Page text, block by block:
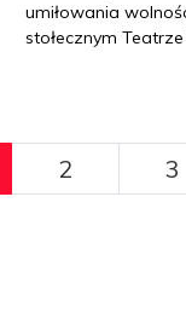
umiłowania
stołecznym
2 3